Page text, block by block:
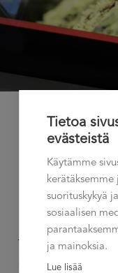
nyt myös
Talementin
Tietoa
evästeistä
Käytämme
kerätäksemme
suorituskykyä
sosiaalisen
ja mainoksia.
Lue lisää